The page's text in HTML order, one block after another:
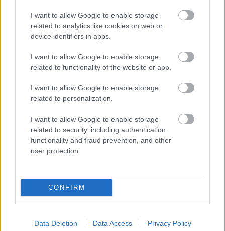
I want to allow Google to enable storage
related to analytics like cookies on web or
device identifiers in apps.
I want to allow Google to enable storage
related to functionality of the website or app.
I want to allow Google to enable storage
related to personalization.
I want to allow Google to enable storage
related to security, including authentication
functionality and fraud prevention, and other
user protection.
CONFIRM
Data Deletion Data Access Privacy Policy
Jön még kép!
Fotó: Chung Sung-Jun / Europress / Getty